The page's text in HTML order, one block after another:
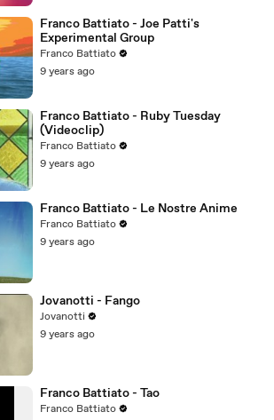
Franco Battiato - Joe Patti's
Experimental Group
Franco Battiato
9 years ago
Franco Battiato - Ruby Tuesday
(Videoclip)
Franco Battiato
9 years ago
Franco Battiato - Le Nostre Anime
Franco Battiato
9 years ago
Jovanotti - Fango
Jovanotti
9 years ago
Franco Battiato - Tao
Franco Battiato